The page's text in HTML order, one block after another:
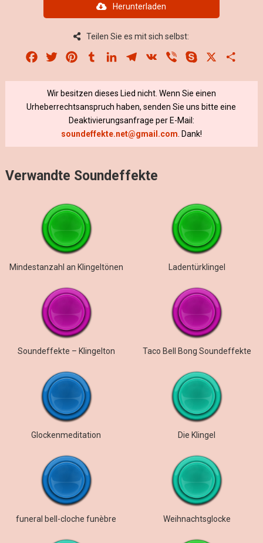
Herunterladen
Teilen Sie es mit sich selbst:
Facebook
Twitter PinterestTumblrLinkedInTelegram
VK Viber Skype
Wir besitzen dieses Lied nicht. Wenn Sie einen
Urheberrechtsanspruch haben, senden Sie uns bitte eine
Deaktivierungsanfrage per E-Mail:
soundeffekte.net@gmail.com . Dank!
Verwandte Soundeffekte
Mindestanzahl an Klingeltönen Ladentürklingel
Soundeffekte – Klingelton Taco Bell Bong Soundeffekte
Glockenmeditation Die Klingel
funeral bell-cloche funèbre Weihnachtsglocke